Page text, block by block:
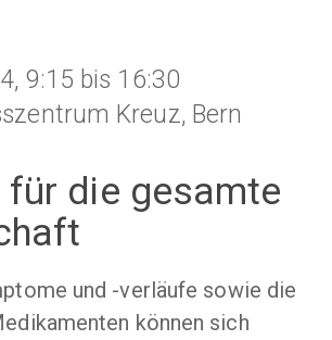
9:15 bis 16:30
Kreuz, Bern
für die gesamte
und -verläufe sowie die
können sich